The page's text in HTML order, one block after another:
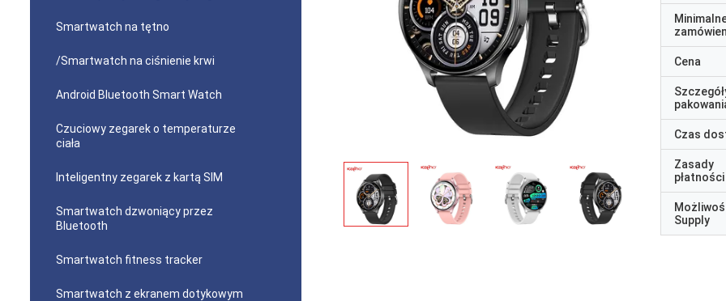
Smartwatch na tętno
/Smartwatch na ciśnienie krwi
Android Bluetooth Smart Watch
Czuciowy zegarek o temperaturze
ciała
Inteligentny zegarek z kartą SIM
Smartwatch dzwoniący przez
Bluetooth
Smartwatch fitness tracker
Smartwatch z ekranem dotykowym
Cena
Czas
Zasady
płatności
Supply